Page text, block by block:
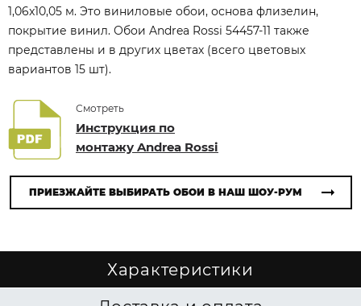
1,06x10,05 м. Это виниловые обои, основа флизелин,
покрытие винил. Обои Andrea Rossi 54457-11 также
представлены и в других цветах (всего цветовых
вариантов 15 шт).
Смотреть
Инструкция по
монтажу Andrea Rossi
ПРИЕЗЖАЙТЕ ВЫБИРАТЬ ОБОИ В НАШ ШОУ-РУМ
Характеристики